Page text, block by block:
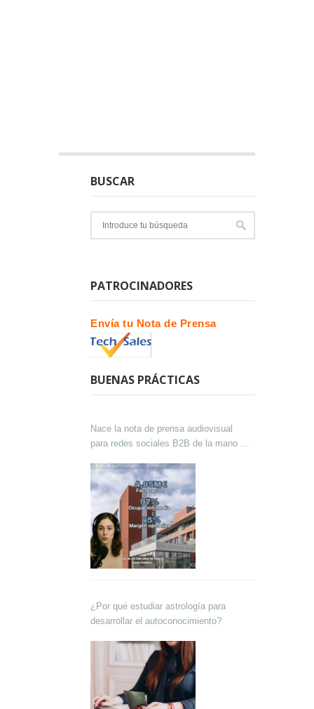
BUSCAR
PATROCINADORES
Envía tu Nota de Prensa
BUENAS PRÁCTICAS
Nace la nota de prensa audiovisual
para redes sociales B2B de la mano de
¿Por qué estudiar astrología para
desarrollar el autoconocimiento?